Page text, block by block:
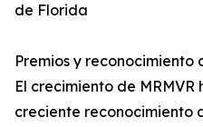
de Florida
Premios y reconocimiento
El crecimiento de
creciente reconocimiento